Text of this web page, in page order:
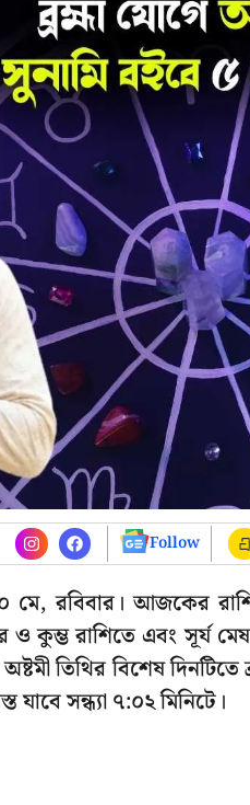
Follow
মে, রবিবার।
ও কুম্ভ রাশিতে এবং সূর্য
তিথির বিশেষ
সন্ধ্যা ৭:০২ মিনিটে।